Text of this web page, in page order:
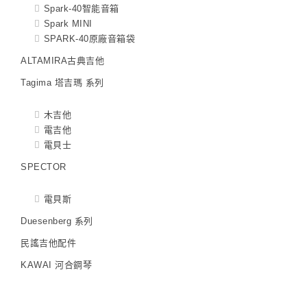
Spark-40智能音箱
Spark MINI
SPARK-40原廠音箱袋
ALTAMIRA古典吉他
Tagima 塔吉瑪 系列
木吉他
電吉他
電貝士
SPECTOR
電貝斯
Duesenberg 系列
民謠吉他配件
KAWAI 河合鋼琴